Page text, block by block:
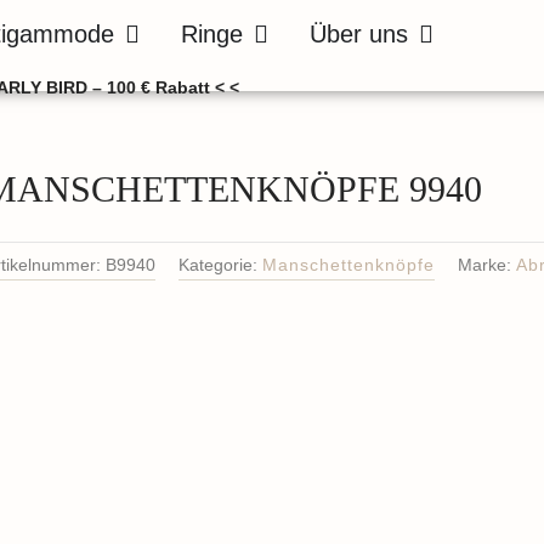
Öffne Bräutigammode
Ringe Öffne RingeÜber uns Öffne Über uns
BIRD – 100 € Rabatt < <
9940
B9940 Kategorie: Manschettenknöpfe Marke: